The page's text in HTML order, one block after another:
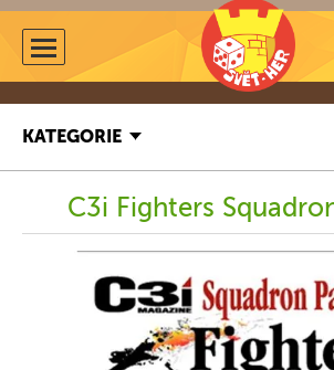
KATEGORIE
C3i Fighters